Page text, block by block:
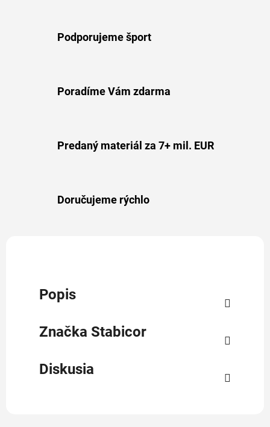
Podporujeme šport
Poradíme Vám zdarma
Predaný materiál za 7+ mil. EUR
Doručujeme rýchlo
Popis
Značka Stabicor
Diskusia